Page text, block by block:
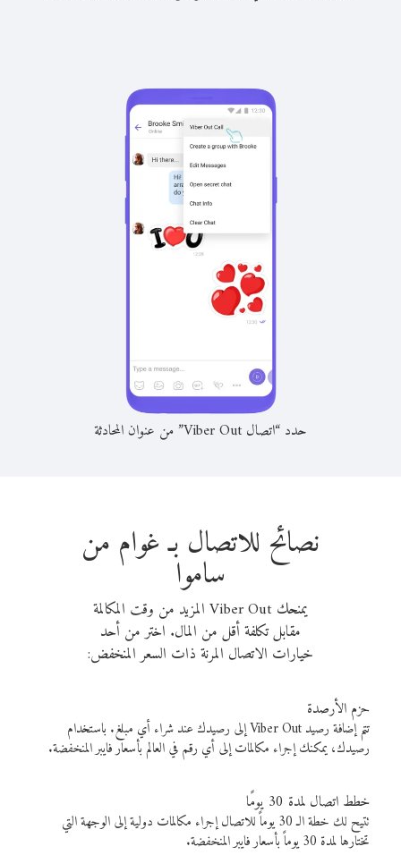
حدد “اتصال Viber Out” من عنوان المحادثة
نصائح للاتصال بـ غوام من
ساموا
يمنحك Viber Out المزيد من وقت المكالمة
مقابل تكلفة أقل من المال. اختر من أحد
خيارات الاتصال المرنة ذات السعر المنخفض:
حزم الأرصدة
تتم إضافة رصيد Viber Out إلى رصيدك عند شراء أي مبلغ. باستخدام
رصيدك، يمكنك إجراء مكالمات إلى أي رقم في العالم بأسعار فايبر المنخفضة.
خطط اتصال لمدة 30 يومًا
تتيح لك خطة الـ 30 يوماً للاتصال إجراء مكالمات دولية إلى الوجهة التي
تختارها لمدة 30 يوماً بأسعار فايبر المنخفضة.